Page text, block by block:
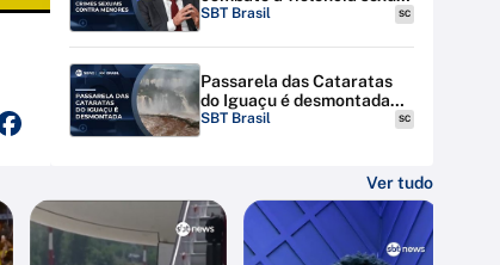
contra menores na
SBT Brasil SC
Passarela das Cataratas
do Iguaçu é desmontada
por riscos de inundação
SBT Brasil SC
Ver tudo